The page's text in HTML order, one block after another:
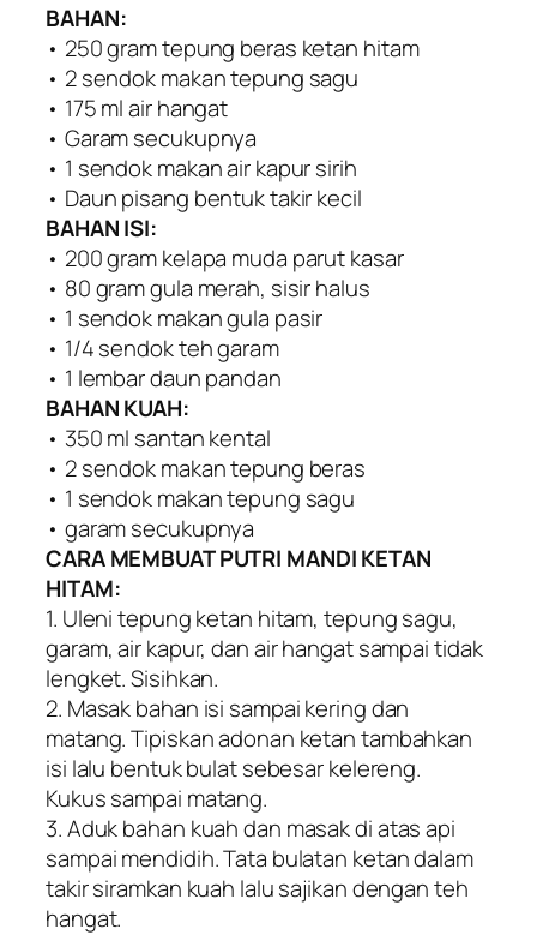
BAHAN:
• 250 gram tepung beras ketan hitam
• 2 sendok makan tepung sagu
• 175 ml air hangat
• Garam secukupnya
• 1 sendok makan air kapur sirih
• Daun pisang bentuk takir kecil
BAHAN ISI:
• 200 gram kelapa muda parut kasar
• 80 gram gula merah, sisir halus
• 1 sendok makan gula pasir
• 1/4 sendok teh garam
• 1 lembar daun pandan
BAHAN KUAH:
• 350 ml santan kental
• 2 sendok makan tepung beras
• 1 sendok makan tepung sagu
• garam secukupnya
CARA MEMBUAT PUTRI MANDI KETAN
HITAM:
1. Uleni tepung ketan hitam, tepung sagu,
garam, air kapur, dan air hangat sampai tidak
lengket. Sisihkan.
2. Masak bahan isi sampai kering dan
matang. Tipiskan adonan ketan tambahkan
isi lalu bentuk bulat sebesar kelereng.
Kukus sampai matang.
3. Aduk bahan kuah dan masak di atas api
sampai mendidih. Tata bulatan ketan dalam
takir siramkan kuah lalu sajikan dengan teh
hangat.